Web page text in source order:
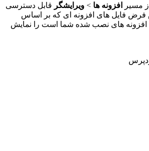
مسیر افزونه ها > ویرایشگر قابل دسترسی
فایل های افزونه ای که بر اساس
افزونه های نصب شده شما است را نمایش